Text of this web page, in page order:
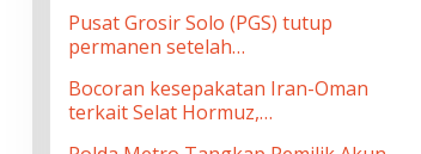
Pusat Grosir Solo (PGS) tutup
permanen setelah…
Bocoran kesepakatan Iran-Oman
terkait Selat Hormuz,…